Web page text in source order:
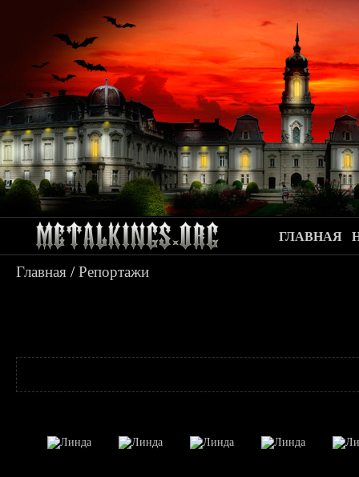
ГЛАВНАЯ
Главная /Репортажи